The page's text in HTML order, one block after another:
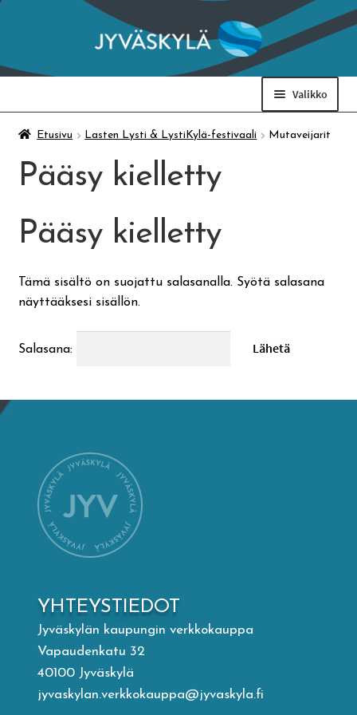
Siirry
navigointiin
Siirry
sisältöön
Valikko
Taidemuseo & Ratamo
Suomen käsityön museo
Skeittihalli
Varhaiskasvatus
Ateria- ja välipalamaksut
Kirjasto
Visit Jyvaskyla Region
Lasten Lysti & LystiKylä-festivaali
Ohje
Etusivu Lasten Lysti & LystiKylä-festivaali Mutaveijarit
Pääsy kielletty
Pääsy kielletty
Tämä sisältö on suojattu salasanalla. Syötä salasana
näyttääksesi sisällön.
Salasana:
YHTEYSTIEDOT
Jyväskylän kaupungin verkkokauppa
Vapaudenkatu 32
40100 Jyväskylä
jyvaskylan.verkkokauppa@jyvaskyla.fi